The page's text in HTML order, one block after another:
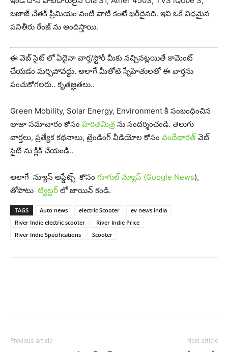
బజాజ్ చేతక్ ప్రీమియం వంటి వాటి కంటే ఖరీదైనది. ఇవి ఒకే విధమైన
పనితీరు రేంజ్ ను అందిస్తాయి.
ఈ వెబ్ సైట్ లో ఏదైనా వార్త/స్టోరీ మీకు నచ్చినట్లయితే కామెంట్
చేయడం మర్చిపోవద్దు. అలాగే మీతోటి స్నేహితులతో ఈ వార్తను
పంచుకోగలరు.. కృతజ్ఞతలు..
Green Mobility, Solar Energy, Environment కి సంబంధించిన
తాజా సమాచారం కోసం హరితమిత్ర ను సందర్శించండి. తెలుగు
వార్తలు, ప్రత్యేక కథనాలు, ట్రెండింగ్ వీడియోల కోసం వందేభారత్ వెబ్
సైట్ ను క్లిక్ చేయండి..
అలాగే న్యూస్ అప్డేట్స్ కోసం గూగుల్ న్యూస్ (Google News),
తోపాటు ట్విట్టర్ లో జాయిన్ కండి.
TAGS Auto news electric Scooter
ev news india
River Indie electric scooter
River Indie Price
River Indie Specifications
Scooter
Previous article Next article